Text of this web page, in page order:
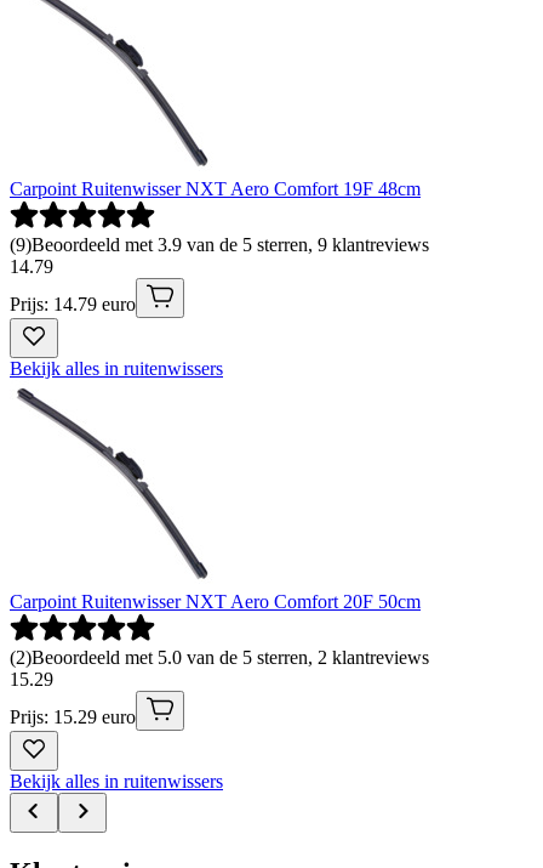
Carpoint Ruitenwisser NXT Aero Comfort 19F 48cm
(9)Beoordeeld met 3.9 van de 5 sterren, 9 klantreviews
14.79
Prijs: 14.79 euro
Bekijk alles in ruitenwissers
Carpoint Ruitenwisser NXT Aero Comfort 20F 50cm
(2)Beoordeeld met 5.0 van de 5 sterren, 2 klantreviews
15.29
Prijs: 15.29 euro
Bekijk alles in ruitenwissers